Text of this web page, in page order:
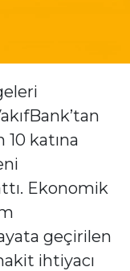
10 katına
Ekonomik
geçirilen
ihtiyacı